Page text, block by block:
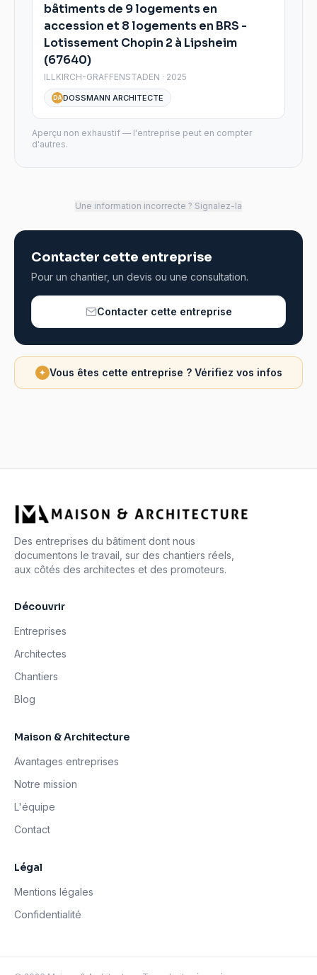
bâtiments de 9 logements en
accession et 8 logements en BRS -
Lotissement Chopin 2 à Lipsheim
(67640)
ILLKIRCH-GRAFFENSTADEN · 2025
DA DOSSMANN ARCHITECTE
Aperçu non exhaustif — l'entreprise peut en compter
d'autres.
Une information incorrecte ? Signalez-la
Contacter cette entreprise
Pour un chantier, un devis ou une consultation.
Contacter cette entreprise
✦ Vous êtes cette entreprise ? Vérifiez vos infos
Des entreprises du bâtiment dont nous
documentons le travail, sur des chantiers réels,
aux côtés des architectes et des promoteurs.
Découvrir
Entreprises
Architectes
Chantiers
Blog
Maison & Architecture
Avantages entreprises
Notre mission
L'équipe
Contact
Légal
Mentions légales
Confidentialité